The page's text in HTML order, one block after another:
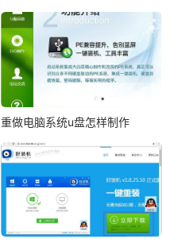
重做电脑系统u盘怎样制作